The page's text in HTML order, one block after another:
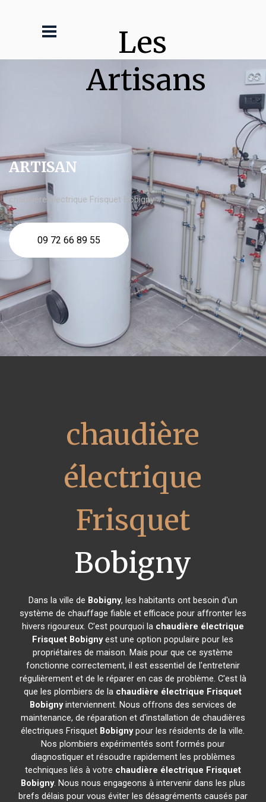
Les
Artisans
ARTISAN
chaudière électrique Frisquet Bobigny
09 72 66 89 55
chaudière
électrique
Frisquet
Bobigny
Dans la ville de Bobigny, les habitants ont besoin d'un
système de chauffage fiable et efficace pour affronter les
hivers rigoureux. C'est pourquoi la chaudière électrique
Frisquet Bobignyest une option populaire pour les
propriétaires de maison. Mais pour que ce système
fonctionne correctement, il est essentiel de l'entretenir
régulièrement et de le réparer en cas de problème. C'est là
que les plombiers de la chaudière électrique Frisquet
Bobignyinterviennent. Nous offrons des services de
maintenance, de réparation et d'installation de chaudières
électriques Frisquet Bobignypour les résidents de la ville.
Nos plombiers expérimentés sont formés pour
diagnostiquer et résoudre rapidement les problèmes
techniques liés à votre chaudière électrique Frisquet
Bobigny. Nous nous engageons à intervenir dans les plus
brefs délais pour vous éviter les désagréments causés par